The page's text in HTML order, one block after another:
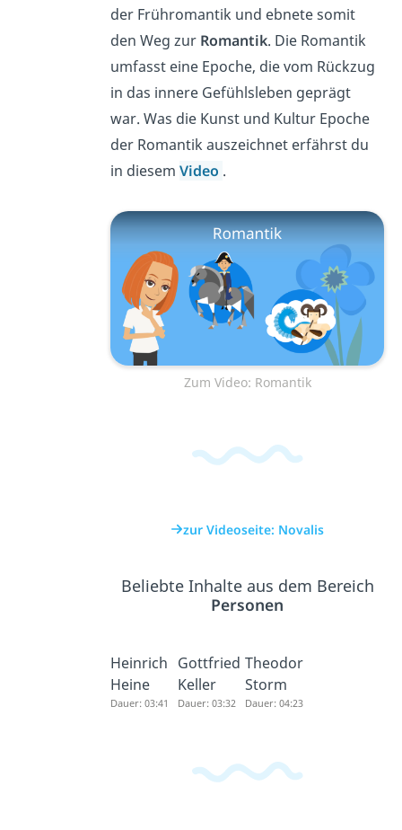
der Frühromantik und ebnete somit
den Weg zur Romantik. Die Romantik
umfasst eine Epoche, die vom Rückzug
in das innere Gefühlsleben geprägt
war. Was die Kunst und Kultur Epoche
der Romantik auszeichnet erfährst du
in diesemVideo .
Zum Video: Romantik
zur Videoseite: Novalis
Beliebte Inhalte aus dem Bereich
Personen
Heinrich
Heine
Dauer: 03:41
Gottfried
Keller
Dauer: 03:32
Theodor
Storm
Dauer: 04:23